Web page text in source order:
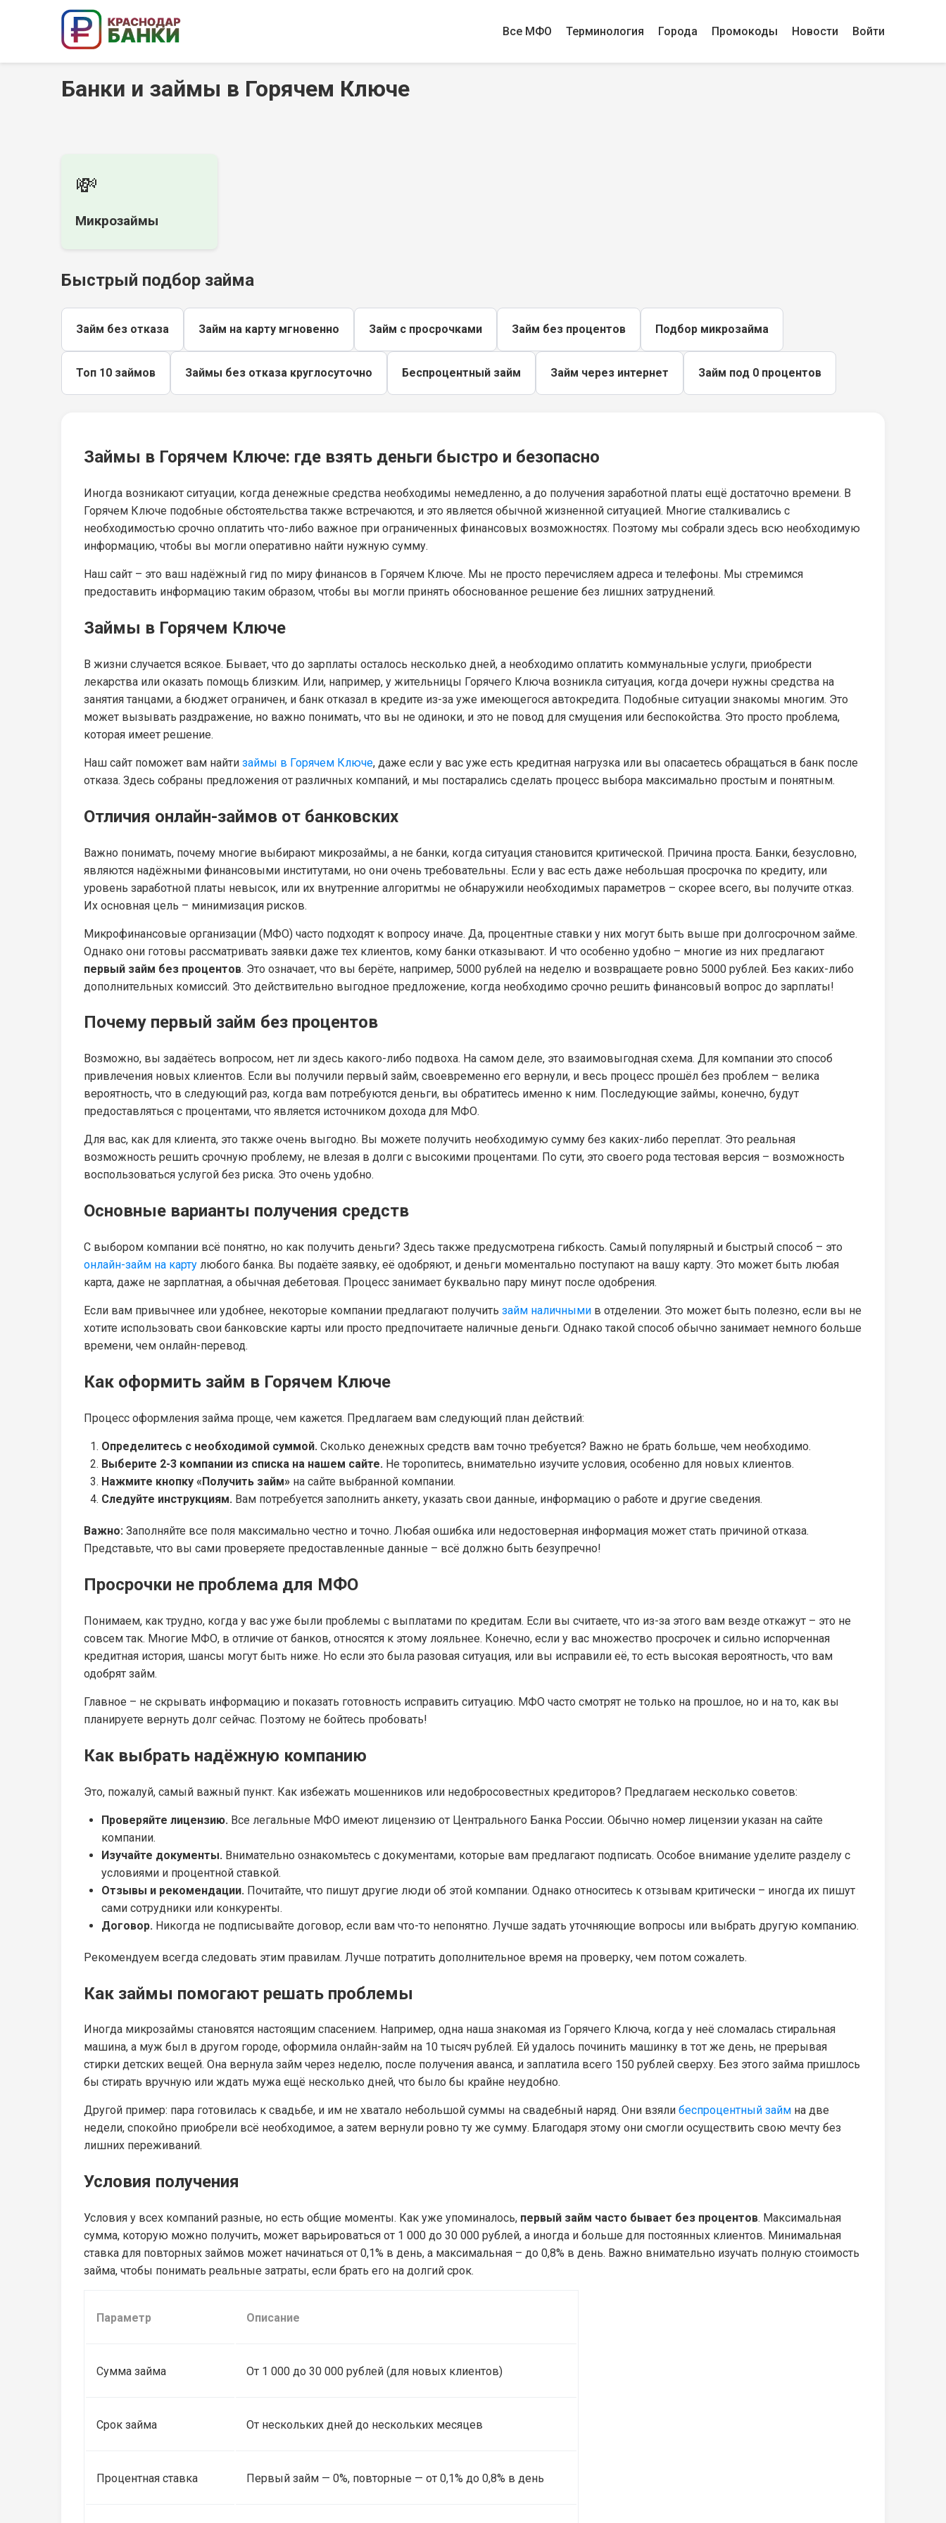
Все МФО Терминология Города Промокоды Новости Войти
Банки и займы в Горячем Ключе
💸
Микрозаймы
Быстрый подбор займа
Займ без отказа Займ на карту мгновенно Займ с просрочками Займ без процентов Подбор микрозайма
Топ 10 займов Займы без отказа круглосуточно Беспроцентный займ Займ через интернет Займ под 0 процентов
Займы в Горячем Ключе: где взять деньги быстро и безопасно
Иногда возникают ситуации, когда денежные средства необходимы немедленно, а до получения заработной платы ещё достаточно времени. В
Горячем Ключе подобные обстоятельства также встречаются, и это является обычной жизненной ситуацией. Многие сталкивались с
необходимостью срочно оплатить что-либо важное при ограниченных финансовых возможностях. Поэтому мы собрали здесь всю необходимую
информацию, чтобы вы могли оперативно найти нужную сумму.
Наш сайт – это ваш надёжный гид по миру финансов в Горячем Ключе. Мы не просто перечисляем адреса и телефоны. Мы стремимся
предоставить информацию таким образом, чтобы вы могли принять обоснованное решение без лишних затруднений.
Займы в Горячем Ключе
В жизни случается всякое. Бывает, что до зарплаты осталось несколько дней, а необходимо оплатить коммунальные услуги, приобрести
лекарства или оказать помощь близким. Или, например, у жительницы Горячего Ключа возникла ситуация, когда дочери нужны средства на
занятия танцами, а бюджет ограничен, и банк отказал в кредите из-за уже имеющегося автокредита. Подобные ситуации знакомы многим. Это
может вызывать раздражение, но важно понимать, что вы не одиноки, и это не повод для смущения или беспокойства. Это просто проблема,
которая имеет решение.
Наш сайт поможет вам найти займы в Горячем Ключе, даже если у вас уже есть кредитная нагрузка или вы опасаетесь обращаться в банк после
отказа. Здесь собраны предложения от различных компаний, и мы постарались сделать процесс выбора максимально простым и понятным.
Отличия онлайн-займов от банковских
Важно понимать, почему многие выбирают микрозаймы, а не банки, когда ситуация становится критической. Причина проста. Банки, безусловно,
являются надёжными финансовыми институтами, но они очень требовательны. Если у вас есть даже небольшая просрочка по кредиту, или
уровень заработной платы невысок, или их внутренние алгоритмы не обнаружили необходимых параметров – скорее всего, вы получите отказ.
Их основная цель – минимизация рисков.
Микрофинансовые организации (МФО) часто подходят к вопросу иначе. Да, процентные ставки у них могут быть выше при долгосрочном займе.
Однако они готовы рассматривать заявки даже тех клиентов, кому банки отказывают. И что особенно удобно – многие из них предлагают
первый займ без процентов. Это означает, что вы берёте, например, 5000 рублей на неделю и возвращаете ровно 5000 рублей. Без каких-либо
дополнительных комиссий. Это действительно выгодное предложение, когда необходимо срочно решить финансовый вопрос до зарплаты!
Почему первый займ без процентов
Возможно, вы задаётесь вопросом, нет ли здесь какого-либо подвоха. На самом деле, это взаимовыгодная схема. Для компании это способ
привлечения новых клиентов. Если вы получили первый займ, своевременно его вернули, и весь процесс прошёл без проблем – велика
вероятность, что в следующий раз, когда вам потребуются деньги, вы обратитесь именно к ним. Последующие займы, конечно, будут
предоставляться с процентами, что является источником дохода для МФО.
Для вас, как для клиента, это также очень выгодно. Вы можете получить необходимую сумму без каких-либо переплат. Это реальная
возможность решить срочную проблему, не влезая в долги с высокими процентами. По сути, это своего рода тестовая версия – возможность
воспользоваться услугой без риска. Это очень удобно.
Основные варианты получения средств
С выбором компании всё понятно, но как получить деньги? Здесь также предусмотрена гибкость. Самый популярный и быстрый способ – это
онлайн-займ на карту любого банка. Вы подаёте заявку, её одобряют, и деньги моментально поступают на вашу карту. Это может быть любая
карта, даже не зарплатная, а обычная дебетовая. Процесс занимает буквально пару минут после одобрения.
Если вам привычнее или удобнее, некоторые компании предлагают получить займ наличными в отделении. Это может быть полезно, если вы не
хотите использовать свои банковские карты или просто предпочитаете наличные деньги. Однако такой способ обычно занимает немного больше
времени, чем онлайн-перевод.
Как оформить займ в Горячем Ключе
Процесс оформления займа проще, чем кажется. Предлагаем вам следующий план действий:
Определитесь с необходимой суммой. Сколько денежных средств вам точно требуется? Важно не брать больше, чем необходимо.
Выберите 2-3 компании из списка на нашем сайте. Не торопитесь, внимательно изучите условия, особенно для новых клиентов.
Нажмите кнопку «Получить займ» на сайте выбранной компании.
Следуйте инструкциям. Вам потребуется заполнить анкету, указать свои данные, информацию о работе и другие сведения.
Важно: Заполняйте все поля максимально честно и точно. Любая ошибка или недостоверная информация может стать причиной отказа.
Представьте, что вы сами проверяете предоставленные данные – всё должно быть безупречно!
Просрочки не проблема для МФО
Понимаем, как трудно, когда у вас уже были проблемы с выплатами по кредитам. Если вы считаете, что из-за этого вам везде откажут – это не
совсем так. Многие МФО, в отличие от банков, относятся к этому лояльнее. Конечно, если у вас множество просрочек и сильно испорченная
кредитная история, шансы могут быть ниже. Но если это была разовая ситуация, или вы исправили её, то есть высокая вероятность, что вам
одобрят займ.
Главное – не скрывать информацию и показать готовность исправить ситуацию. МФО часто смотрят не только на прошлое, но и на то, как вы
планируете вернуть долг сейчас. Поэтому не бойтесь пробовать!
Как выбрать надёжную компанию
Это, пожалуй, самый важный пункт. Как избежать мошенников или недобросовестных кредиторов? Предлагаем несколько советов:
Проверяйте лицензию. Все легальные МФО имеют лицензию от Центрального Банка России. Обычно номер лицензии указан на сайте
компании.
Изучайте документы. Внимательно ознакомьтесь с документами, которые вам предлагают подписать. Особое внимание уделите разделу с
условиями и процентной ставкой.
Отзывы и рекомендации. Почитайте, что пишут другие люди об этой компании. Однако относитесь к отзывам критически – иногда их пишут
сами сотрудники или конкуренты.
Договор. Никогда не подписывайте договор, если вам что-то непонятно. Лучше задать уточняющие вопросы или выбрать другую компанию.
Рекомендуем всегда следовать этим правилам. Лучше потратить дополнительное время на проверку, чем потом сожалеть.
Как займы помогают решать проблемы
Иногда микрозаймы становятся настоящим спасением. Например, одна наша знакомая из Горячего Ключа, когда у неё сломалась стиральная
машина, а муж был в другом городе, оформила онлайн-займ на 10 тысяч рублей. Ей удалось починить машинку в тот же день, не прерывая
стирки детских вещей. Она вернула займ через неделю, после получения аванса, и заплатила всего 150 рублей сверху. Без этого займа пришлось
бы стирать вручную или ждать мужа ещё несколько дней, что было бы крайне неудобно.
Другой пример: пара готовилась к свадьбе, и им не хватало небольшой суммы на свадебный наряд. Они взяли беспроцентный займ на две
недели, спокойно приобрели всё необходимое, а затем вернули ровно ту же сумму. Благодаря этому они смогли осуществить свою мечту без
лишних переживаний.
Условия получения
Условия у всех компаний разные, но есть общие моменты. Как уже упоминалось, первый займ часто бывает без процентов. Максимальная
сумма, которую можно получить, может варьироваться от 1 000 до 30 000 рублей, а иногда и больше для постоянных клиентов. Минимальная
ставка для повторных займов может начинаться от 0,1% в день, а максимальная – до 0,8% в день. Важно внимательно изучать полную стоимость
займа, чтобы понимать реальные затраты, если брать его на долгий срок.
Параметр Описание
Сумма займа От 1 000 до 30 000 рублей (для новых клиентов)
Срок займа От нескольких дней до нескольких месяцев
Процентная ставка Первый займ — 0%, повторные — от 0,1% до 0,8% в день